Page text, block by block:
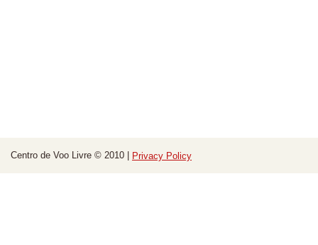
Centro de Voo Livre © 2010 | Privacy Policy